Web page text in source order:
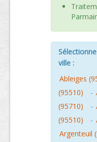
ville :
Ableiges
(95510)
-
(95710)
-
(95510)
-
Argenteuil